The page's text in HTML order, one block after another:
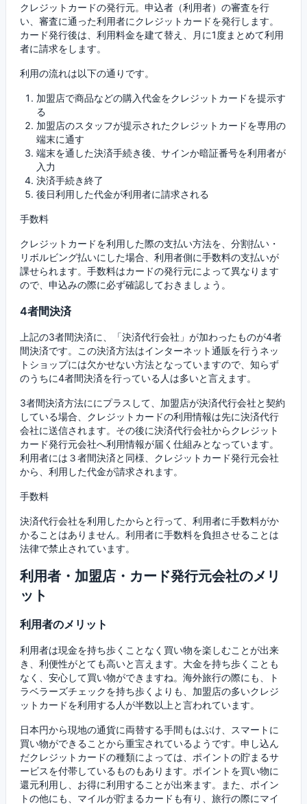
クレジットカードの発行元。申込者（利用者）の審査を行
い、審査に通った利用者にクレジットカードを発行します。
カード発行後は、利用料金を建て替え、月に1度まとめて利用
者に請求をします。
利用の流れは以下の通りです。
加盟店で商品などの購入代金をクレジットカードを提示す
る
加盟店のスタッフが提示されたクレジットカードを専用の
端末に通す
端末を通した決済手続き後、サインか暗証番号を利用者が
入力
決済手続き終了
後日利用した代金が利用者に請求される
手数料
クレジットカードを利用した際の支払い方法を、分割払い・
リボルビング払いにした場合、利用者側に手数料の支払いが
課せられます。手数料はカードの発行元によって異なります
ので、申込みの際に必ず確認しておきましょう。
4者間決済
上記の3者間決済に、「決済代行会社」が加わったものが4者
間決済です。この決済方法はインターネット通販を行うネッ
トショップには欠かせない方法となっていますので、知らず
のうちに4者間決済を行っている人は多いと言えます。
3者間決済方法ににプラスして、加盟店が決済代行会社と契約
している場合、クレジットカードの利用情報は先に決済代行
会社に送信されます。その後に決済代行会社からクレジット
カード発行元会社へ利用情報が届く仕組みとなっています。
利用者には３者間決済と同様、クレジットカード発行元会社
から、利用した代金が請求されます。
手数料
決済代行会社を利用したからと行って、利用者に手数料がか
かることはありません。利用者に手数料を負担させることは
法律で禁止されています。
利用者・加盟店・カード発行元会社のメリ
ット
利用者のメリット
利用者は現金を持ち歩くことなく買い物を楽しむことが出来
き、利便性がとても高いと言えます。大金を持ち歩くことも
なく、安心して買い物ができますね。海外旅行の際にも、ト
ラベラーズチェックを持ち歩くよりも、加盟店の多いクレジ
ットカードを利用する人が半数以上と言われています。
日本円から現地の通貨に両替する手間もはぶけ、スマートに
買い物ができることから重宝されているようです。申し込ん
だクレジットカードの種類によっては、ポイントの貯まるサ
ービスを付帯しているものもあります。ポイントを買い物に
還元利用し、お得に利用することが出来ます。また、ポイン
トの他にも、マイルが貯まるカードも有り、旅行の際にマイ